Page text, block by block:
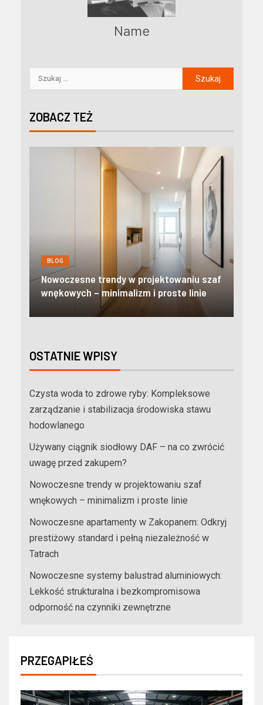
Name
ZOBACZ TEŻ
szaf
Nowoczesne apartamenty w Zakopanem:
Odkryj prestiżowy standard i pełną
niezależność w Tatrach
OSTATNIE WPISY
Czysta woda to zdrowe ryby: Kompleksowe
zarządzanie i stabilizacja środowiska stawu
hodowlanego
Używany ciągnik siodłowy DAF – na co zwrócić
uwagę przed zakupem?
Nowoczesne trendy w projektowaniu szaf
wnękowych – minimalizm i proste linie
Nowoczesne apartamenty w Zakopanem: Odkryj
prestiżowy standard i pełną niezależność w
Tatrach
Nowoczesne systemy balustrad aluminiowych:
Lekkość strukturalna i bezkompromisowa
odporność na czynniki zewnętrzne
PRZEGAPIŁEŚ